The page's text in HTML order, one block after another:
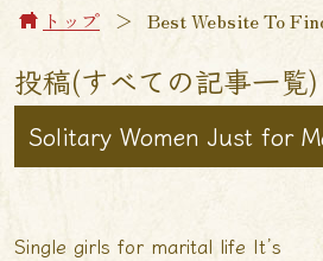
トップ ＞ Best Website To
投稿(すべての記事一覧)
Solitary Women Just for
Single girls for marital life It’s